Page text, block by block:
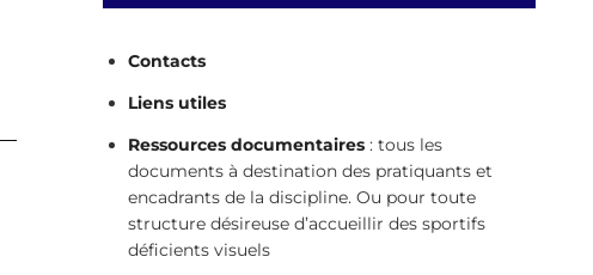
Contacts
Liens utiles
Ressources documentaires : tous les
documents à destination des pratiquants et
encadrants de la discipline. Ou pour toute
structure désireuse d’accueillir des sportifs
déficients visuels